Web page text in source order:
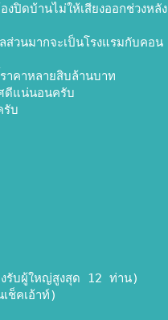
งปิดบ้านไม่ให้เสียงออกช่วงหลัง
าคาหลายสิบล้านบาท
ดีแน่นอนครับ
รับ
รับผู้ใหญ่สูงสุด 12 ท่าน)
ช็คเอ้าท์)